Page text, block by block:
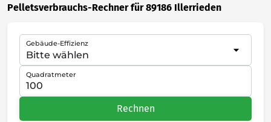
Pelletsverbrauchs-Rechner für 89186 Illerrieden
Gebäude-Effizienz
Quadratmeter
Rechnen